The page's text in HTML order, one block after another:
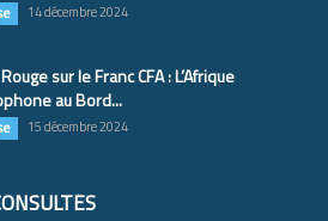
14 décembre 2024
sur le Franc CFA : L’Afrique
au Bord...
15 décembre 2024